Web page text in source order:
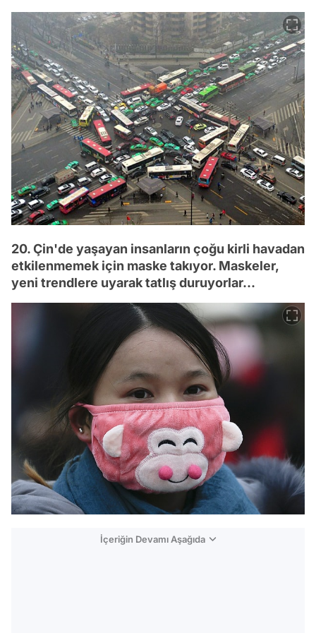
20. Çin'de yaşayan insanların çoğu kirli havadan
etkilenmemek için maske takıyor. Maskeler,
yeni trendlere uyarak tatlış duruyorlar...
İçeriğin Devamı Aşağıda